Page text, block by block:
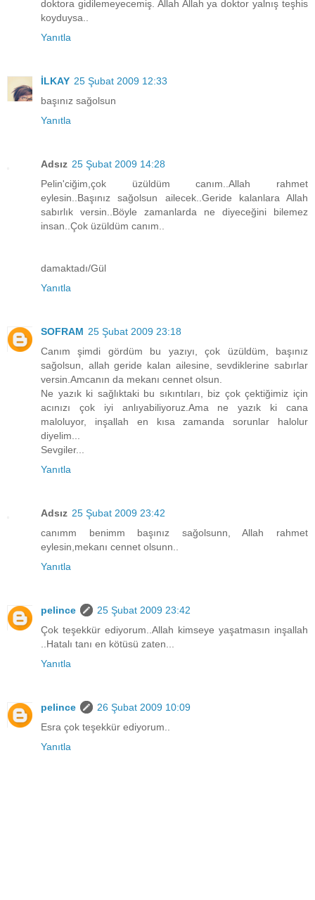
doktora gidilemeyecemiş. Allah Allah ya doktor yalnış teşhis
koyduysa..
Yanıtla
İLKAY 25 Şubat 2009 12:33
başınız sağolsun
Yanıtla
Adsız 25 Şubat 2009 14:28
Pelin'ciğim,çok üzüldüm canım..Allah rahmet
eylesin..Başınız sağolsun ailecek..Geride kalanlara Allah
sabırlık versin..Böyle zamanlarda ne diyeceğini bilemez
insan..Çok üzüldüm canım..
damaktadı/Gül
Yanıtla
SOFRAM 25 Şubat 2009 23:18
Canım şimdi gördüm bu yazıyı, çok üzüldüm, başınız
sağolsun, allah geride kalan ailesine, sevdiklerine sabırlar
versin.Amcanın da mekanı cennet olsun.
Ne yazık ki sağlıktaki bu sıkıntıları, biz çok çektiğimiz için
acınızı çok iyi anlıyabiliyoruz.Ama ne yazık ki cana
maloluyor, inşallah en kısa zamanda sorunlar halolur
diyelim...
Sevgiler...
Yanıtla
Adsız 25 Şubat 2009 23:42
canımm benimm başınız sağolsunn, Allah rahmet
eylesin,mekanı cennet olsunn..
Yanıtla
pelince
25 Şubat 2009 23:42
Çok teşekkür ediyorum..Allah kimseye yaşatmasın inşallah
..Hatalı tanı en kötüsü zaten...
Yanıtla
pelince
26 Şubat 2009 10:09
Esra çok teşekkür ediyorum..
Yanıtla